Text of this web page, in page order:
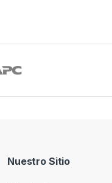
Nuestro Sitio